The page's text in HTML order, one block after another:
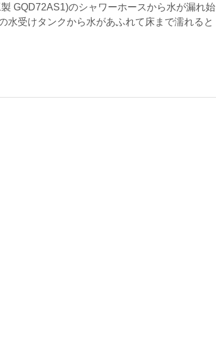
GQD72AS1)のシャワーホースから水が漏れ始
水受けタンクから水があふれて床まで濡れると